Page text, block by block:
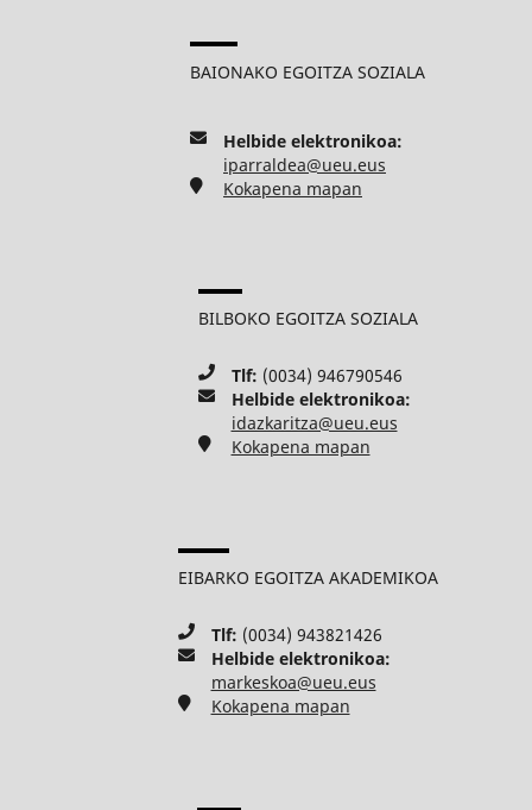
BAIONAKO EGOITZA SOZIALA
Helbide elektronikoa:
iparraldea@ueu.eus
Kokapena mapan
BILBOKO EGOITZA SOZIALA
Tlf: (0034) 946790546
Helbide elektronikoa:
idazkaritza@ueu.eus
Kokapena mapan
EIBARKO EGOITZA AKADEMIKOA
Tlf: (0034) 943821426
Helbide elektronikoa:
markeskoa@ueu.eus
Kokapena mapan